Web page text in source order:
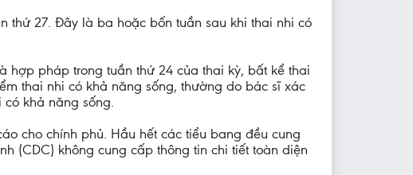
thứ 27. Đây là ba hoặc bốn tuần sau khi thai nhi có
hợp pháp trong tuần thứ 24 của thai kỳ, bất kể thai
thai nhi có khả năng sống, thường do bác sĩ xác
khả năng sống.
cho chính phủ. Hầu hết các tiểu bang đều cung
(CDC) không cung cấp thông tin chi tiết toàn diện